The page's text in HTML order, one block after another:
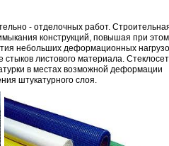
- отделочных работ.
конструкций, повышая при этом
небольших деформационных
листового материала.
в местах возможной деформации
штукатурного слоя.